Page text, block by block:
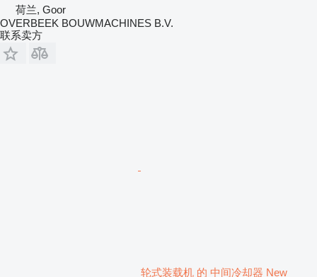
荷兰, Goor
OVERBEEK BOUWMACHINES B.V.
联系卖方
轮式装载机 的 中间冷却器 New